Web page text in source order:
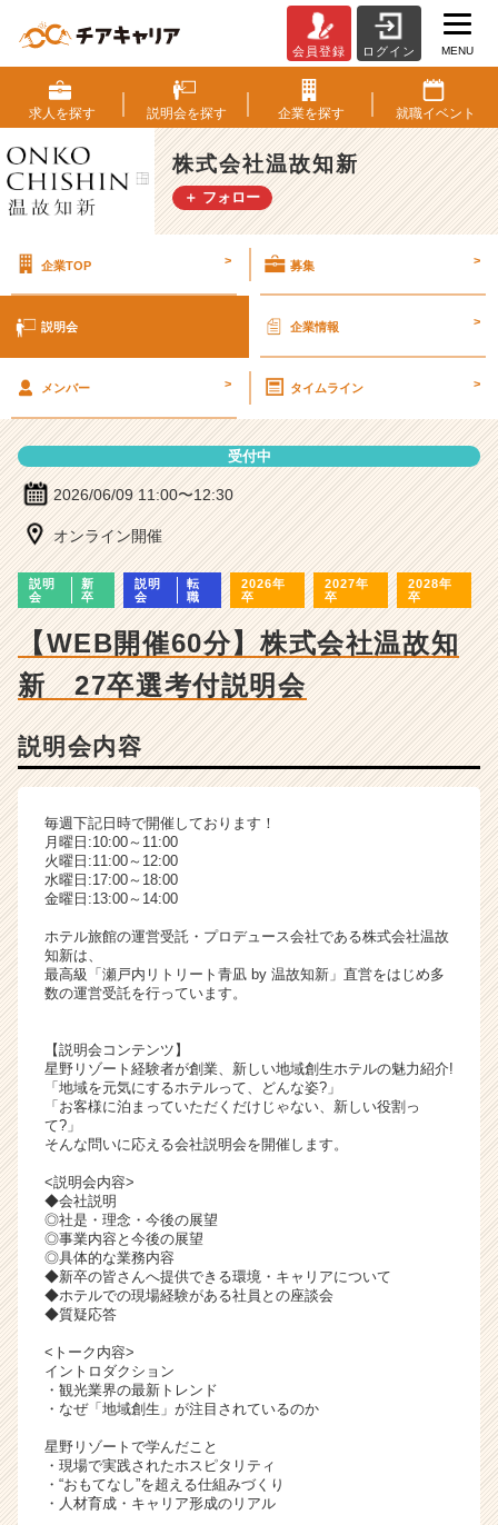
式
会
社
温
故
知
明
細
ー・
企
業
ら
カ
届
就
チ
ア
キ
ア
（C
h
e
e
a
r
e
e
会員登録 ログイン MENU
求人を探す 説明会を探す 企業を探す 就職イベント
株式会社温故知新
＋ フォロー
企業TOP > 募集 >
説明会 企業情報 >
メンバー > タイムライン >
受付中
2026/06/09 11:00〜12:30
オンライン開催
説明
会
新
卒
説明
会
転
職
2026年
卒
2027年
卒
2028年
卒
【WEB開催60分】株式会社温故知
新 27卒選考付説明会
説明会内容
毎週下記日時で開催しております！
月曜日:10:00～11:00
火曜日:11:00～12:00
水曜日:17:00～18:00
金曜日:13:00～14:00
ホテル旅館の運営受託・プロデュース会社である株式会社温故
知新は、
最高級「瀬戸内リトリート青凪 by 温故知新」直営をはじめ多
数の運営受託を行っています。
【説明会コンテンツ】
星野リゾート経験者が創業、新しい地域創生ホテルの魅力紹介!
「地域を元気にするホテルって、どんな姿?」
「お客様に泊まっていただくだけじゃない、新しい役割っ
て?」
そんな問いに応える会社説明会を開催します。
<説明会内容>
◆会社説明
◎社是・理念・今後の展望
◎事業内容と今後の展望
◎具体的な業務内容
◆新卒の皆さんへ提供できる環境・キャリアについて
◆ホテルでの現場経験がある社員との座談会
◆質疑応答
<トーク内容>
イントロダクション
・観光業界の最新トレンド
・なぜ「地域創生」が注目されているのか
星野リゾートで学んだこと
・現場で実践されたホスピタリティ
・“おもてなし”を超える仕組みづくり
・人材育成・キャリア形成のリアル